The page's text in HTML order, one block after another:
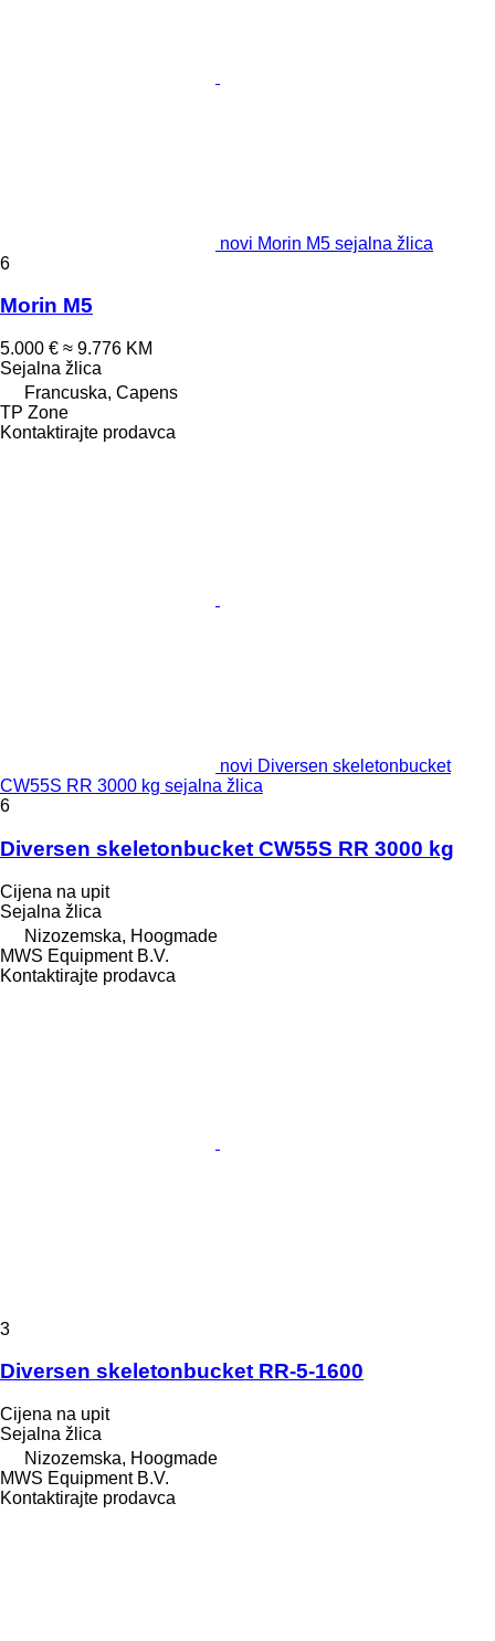
novi Morin M5 sejalna žlica
6
Morin M5
5.000 € ≈ 9.776 KM
Sejalna žlica
Francuska, Capens
TP Zone
Kontaktirajte prodavca
novi Diversen skeletonbucket
CW55S RR 3000 kg sejalna žlica
6
Diversen skeletonbucket CW55S RR 3000 kg
Cijena na upit
Sejalna žlica
Nizozemska, Hoogmade
MWS Equipment B.V.
Kontaktirajte prodavca
3
Diversen skeletonbucket RR-5-1600
Cijena na upit
Sejalna žlica
Nizozemska, Hoogmade
MWS Equipment B.V.
Kontaktirajte prodavca